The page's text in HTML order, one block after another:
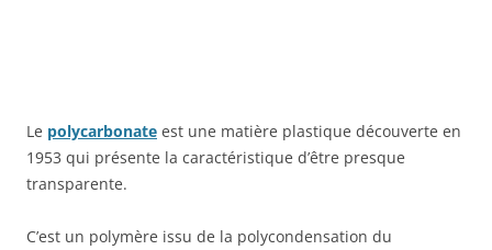
Le polycarbonate est une matière plastique découverte en
1953 qui présente la caractéristique d’être presque
transparente.
C’est un polymère issu de la polycondensation du